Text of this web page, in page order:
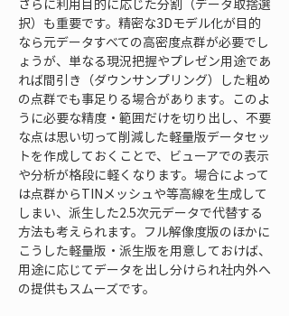
さらに利用目的に応じた分割（データ取捨選
択）も重要です。精密な3Dモデル化が目的
なら元データすべての高密度点群が必要でし
ょうが、単なる現況把握やプレゼン用途であ
れば間引き（ダウンサンプリング）した粗め
の点群でも事足りる場合があります。このよ
うに必要な精度・範囲だけを切り出し、不要
な点は思い切って削減した軽量版データセッ
トを作成しておくことで、ビューアでの表示
や分析が格段に軽くなります。場合によって
は点群からTINメッシュや等高線を生成して
しまい、派生した2.5次元データで代替する
方法も考えられます。フル解像度版のほかに
こうした軽量版・派生版を用意しておけば、
用途に応じてデータを出し分けられ社内外へ
の提供もスムーズです。